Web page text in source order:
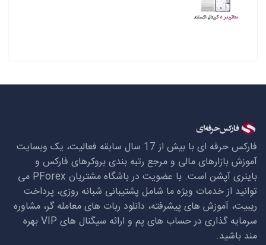
فارکس حرفه ای با بیش از 17 سال سابقه فعالیت، یک وبسایت
آموزش بازارهای مالی و مرجع رتبه بندی بروکرهای فارکس و
باینری آپشن است. با عضویت در باشگاه مشتریان PForex می
توانید از خدمات ویژه ما شامل پشتیبانی شبانه روزی، پرداخت
ریبیت، آموزش های پیشرفته، دانلود ربات های معامله گر، مشاوره
سرمایه گذاری در حساب های پم و ارائه سیگنال های VIPبهره
مند باشید.